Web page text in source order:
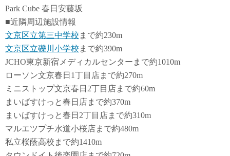
Park Cube 春日安藤坂
■近隣周辺施設情報
文京区立第三中学校 まで約230m
文京区立礫川小学校 まで約390m
JCHO東京新宿メディカルセンターまで約1010m
ローソン文京春日1丁目店まで約270m
ミニストップ文京春日2丁目店まで約60m
まいばすけっと春日店まで約370m
まいばすけっと春日2丁目店まで約310m
マルエツプチ水道小桜店まで約480m
私立桜蔭高校まで約1410m